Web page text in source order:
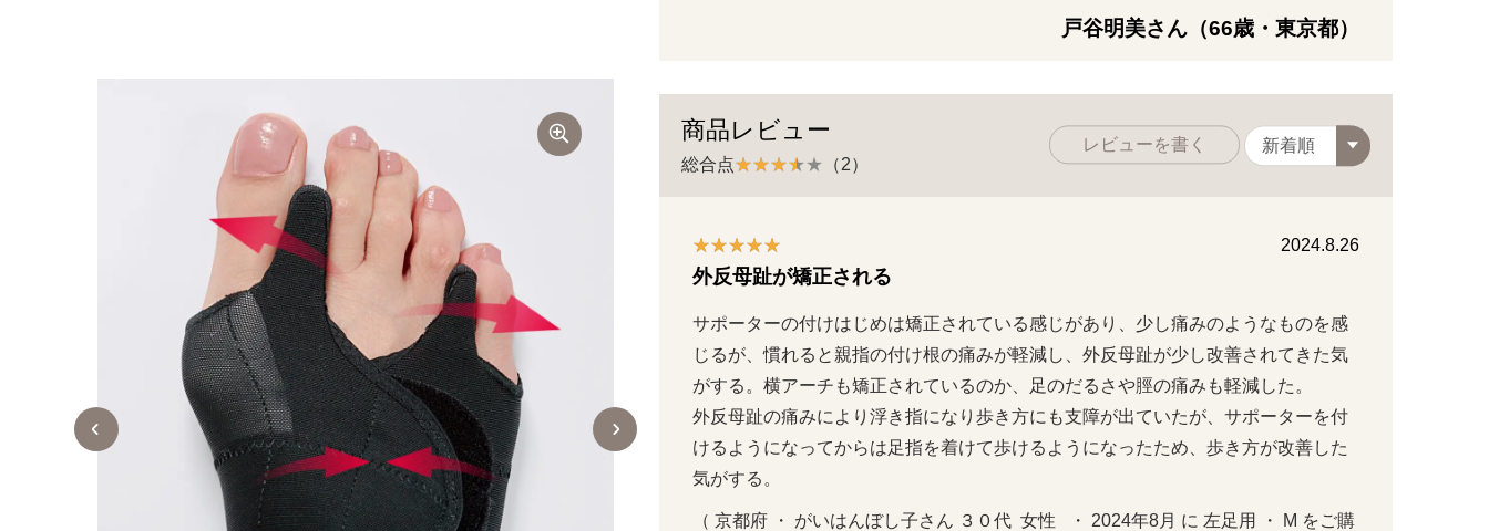
戸谷明美さん（66歳・東京都）
商品レビュー
総合点 （2）
レビューを書く
2024.8.26
外反母趾が矯正される
サポーターの付けはじめは矯正されている感じがあり、少し痛みのようなものを感
じるが、慣れると親指の付け根の痛みが軽減し、外反母趾が少し改善されてきた気
がする。横アーチも矯正されているのか、足のだるさや脛の痛みも軽減した。
外反母趾の痛みにより浮き指になり歩き方にも支障が出ていたが、サポーターを付
けるようになってからは足指を着けて歩けるようになったため、歩き方が改善した
気がする。
（ 京都府 ・ がいはんぼし子さん ３０代  女性   ・ 2024年8月 に 左足用 ・ M をご購